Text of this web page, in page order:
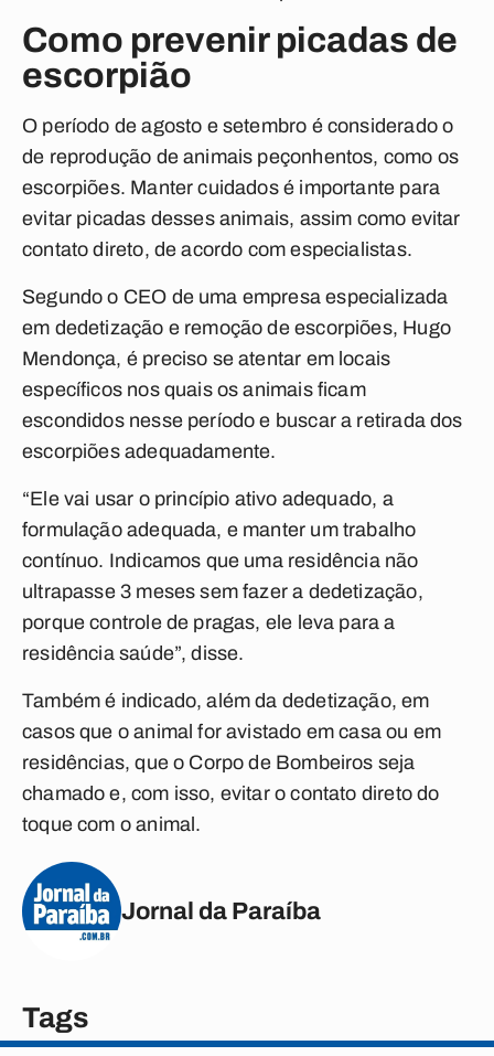
Como prevenir picadas de
escorpião
O período de agosto e setembro é considerado o
de reprodução de animais peçonhentos, como os
escorpiões. Manter cuidados é importante para
evitar picadas desses animais, assim como evitar
contato direto, de acordo com especialistas.
Segundo o CEO de uma empresa especializada
em dedetização e remoção de escorpiões, Hugo
Mendonça, é preciso se atentar em locais
específicos nos quais os animais ficam
escondidos nesse período e buscar a retirada dos
escorpiões adequadamente.
“Ele vai usar o princípio ativo adequado, a
formulação adequada, e manter um trabalho
contínuo. Indicamos que uma residência não
ultrapasse 3 meses sem fazer a dedetização,
porque controle de pragas, ele leva para a
residência saúde”, disse.
Também é indicado, além da dedetização, em
casos que o animal for avistado em casa ou em
residências, que o Corpo de Bombeiros seja
chamado e, com isso, evitar o contato direto do
toque com o animal.
Jornal da Paraíba
Tags